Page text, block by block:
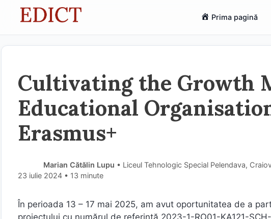
Prima pagină
Cultivating the Growth
Educational
Erasmus+
Marian Cătălin Lupu • Liceul Tehnologic Special Pelendava,
23 iulie 2024 • 13 minute
În perioada 13 – 17 mai 2025, am avut oportunitatea de a
proiectului cu numărul de referință 2023-1-RO01-KA121-